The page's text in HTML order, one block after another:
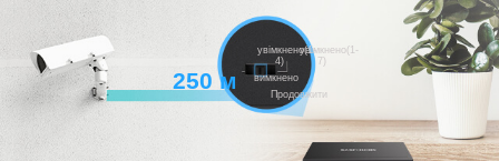
250 м
увімкнено(1-
4)
увімкнено(1-
7)
вимкнено
Продовжити